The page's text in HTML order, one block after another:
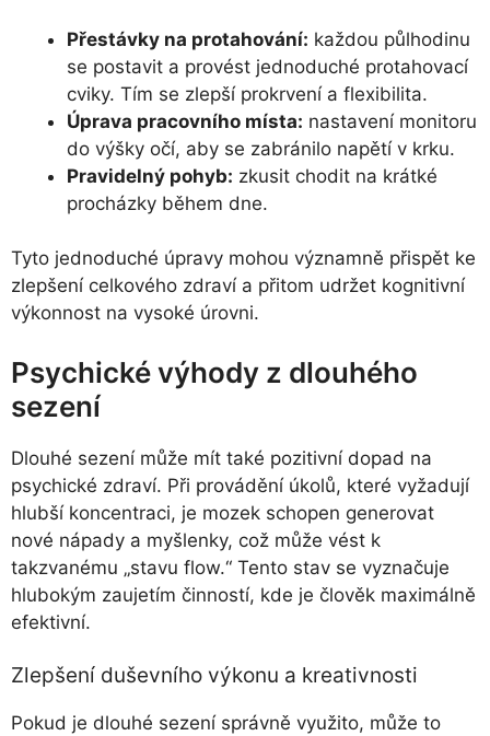
Přestávky na protahování: každou půlhodinu
se postavit a provést jednoduché protahovací
cviky. Tím se zlepší prokrvení a flexibilita.
Úprava pracovního místa: nastavení monitoru
do výšky očí, aby se zabránilo napětí v krku.
Pravidelný pohyb: zkusit chodit na krátké
procházky během dne.
Tyto jednoduché úpravy mohou významně přispět ke
zlepšení celkového zdraví a přitom udržet kognitivní
výkonnost na vysoké úrovni.
Psychické výhody z dlouhého
sezení
Dlouhé sezení může mít také pozitivní dopad na
psychické zdraví. Při provádění úkolů, které vyžadují
hlubší koncentraci, je mozek schopen generovat
nové nápady a myšlenky, což může vést k
takzvanému „stavu flow.“ Tento stav se vyznačuje
hlubokým zaujetím činností, kde je člověk maximálně
efektivní.
Zlepšení duševního výkonu a kreativnosti
Pokud je dlouhé sezení správně využito, může to